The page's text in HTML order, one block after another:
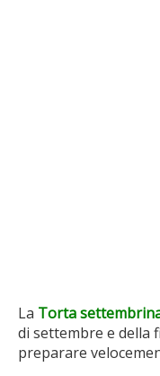
La Torta
di settembre e della
preparare